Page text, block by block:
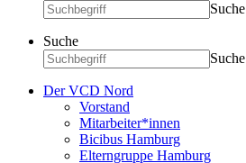
Suche
Suche
Suche
Der VCD Nord
Vorstand
Mitarbeiter*innen
Bicibus Hamburg
Elterngruppe Hamburg